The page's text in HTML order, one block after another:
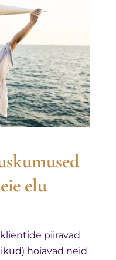
elu
piiravad
hoiavad neid